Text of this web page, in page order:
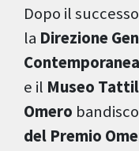
Dopo il
la Direzione
Contemporanea
e il Museo
Omero
del Premio